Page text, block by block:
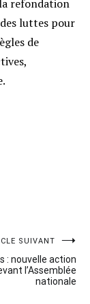
refondation
luttes pour
de
SUIVANT
: nouvelle action
l’Assemblée
nationale